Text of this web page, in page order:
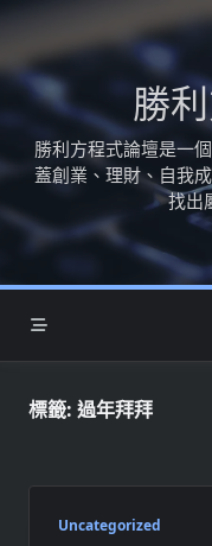
Skip
content
勝
勝利方程式論壇是一
蓋創業、理財、自我
找出
標籤: 過年拜拜
Uncategorized